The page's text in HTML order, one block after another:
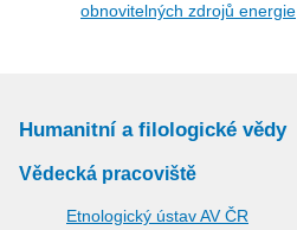
obnovitelných zdrojů energie
Humanitní a filologické vědy
Vědecká pracoviště
Etnologický ústav AV ČR